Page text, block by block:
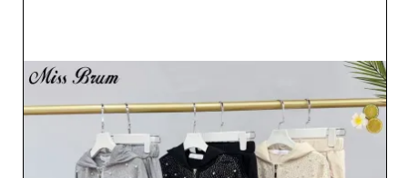
yenilikçi bir çözüm olan MicroStore'u kullanmaktadır. Bu
platform sayesinde E.J. KIDS, tedarik zincirlerini
sorunsuz, hızlı ve zahmetsiz bir sipariş işlemi garanti
eder. E.J. KIDS sadece giysi sunmakla kalmaz; ticari
başarınız için güvenilir bir ortaktır. Çocuk modasının
modern kavramlarını kanıtlanmış sağlamlıkla
bütünleştirerek, marka, ürün teklifinin pazarda öne
çıkmasını sağlar. Perakendeciler, her zaman trend olan